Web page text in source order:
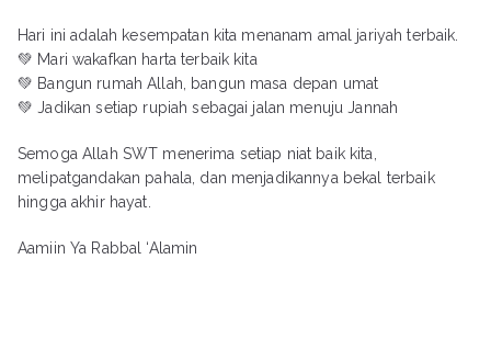
Hari ini adalah kesempatan kita menanam amal jariyah terbaik.
💚 Mari wakafkan harta terbaik kita
💚 Bangun rumah Allah, bangun masa depan umat
💚 Jadikan setiap rupiah sebagai jalan menuju Jannah
Semoga Allah SWT menerima setiap niat baik kita,
melipatgandakan pahala, dan menjadikannya bekal terbaik
hingga akhir hayat.
Aamiin Ya Rabbal ‘Alamin